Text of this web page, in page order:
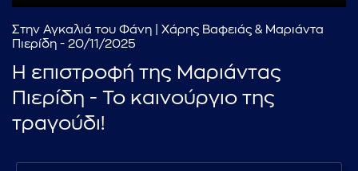
Στην Αγκαλιά του Φάνη | Χάρης Βαφειάς & Μαριάντα
Πιερίδη - 20/11/2025
Η επιστροφή της Μαριάντας
Πιερίδη - Το καινούργιο της
τραγούδι!